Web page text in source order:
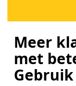
Meer
met